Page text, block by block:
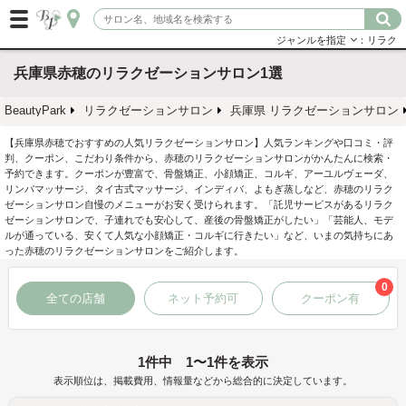
ジャンルを指定 ：リラク
兵庫県赤穂のリラクゼーションサロン1選
BeautyPark リラクゼーションサロン 兵庫県 リラクゼーションサロン
【兵庫県赤穂でおすすめの人気リラクゼーションサロン】人気ランキングや口コミ・評
判、クーポン、こだわり条件から、赤穂のリラクゼーションサロンがかんたんに検索・
予約できます。クーポンが豊富で、骨盤矯正、小顔矯正、コルギ、アーユルヴェーダ、
リンパマッサージ、タイ古式マッサージ、インディバ、よもぎ蒸しなど、赤穂のリラク
ゼーションサロン自慢のメニューがお安く受けられます。「託児サービスがあるリラク
ゼーションサロンで、子連れでも安心して、産後の骨盤矯正がしたい」「芸能人、モデ
ルが通っている、安くて人気な小顔矯正・コルギに行きたい」など、いまの気持ちにあ
った赤穂のリラクゼーションサロンをご紹介します。
全ての店舗 ネット予約可 クーポン有
0
1件中 1〜1件を表示
表示順位は、掲載費用、情報量などから総合的に決定しています。